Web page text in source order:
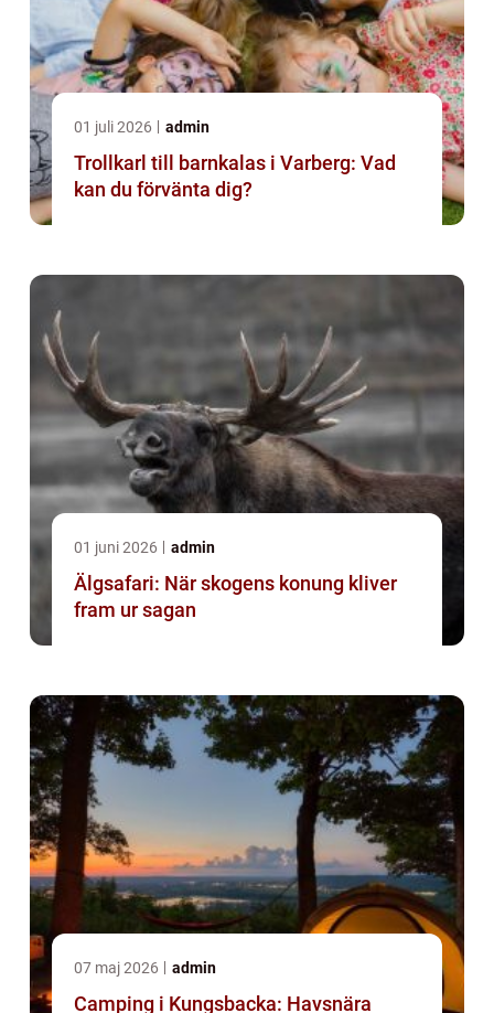
01 juli 2026 admin
Trollkarl till barnkalas i Varberg: Vad
kan du förvänta dig?
01 juni 2026 admin
Älgsafari: När skogens konung kliver
fram ur sagan
07 maj 2026 admin
Camping i Kungsbacka: Havsnära